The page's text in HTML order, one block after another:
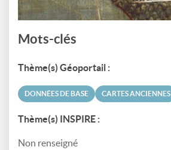
Mots-clés
Thème(s) Géoportail :
DONNÉES DE BASE CARTES ANCIENNES
Thème(s) INSPIRE :
Non renseigné